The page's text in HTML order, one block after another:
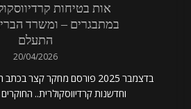
אות בטיחות
במתבגרים – ומשרד
התעלם
20/04/2026
בדצמבר 2025 פורסם מחקר קצר
וחדשנות קרדיווסקולרית..